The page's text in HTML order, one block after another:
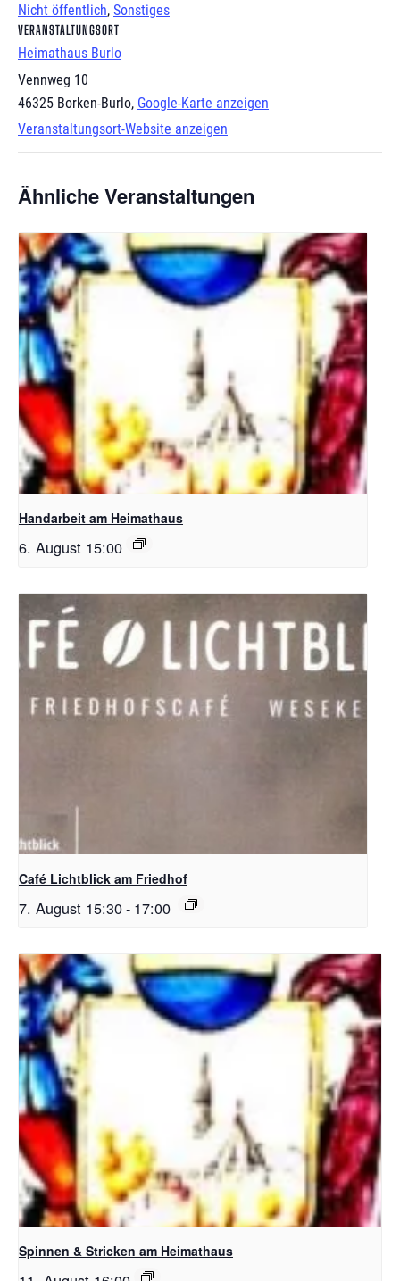
Nicht öffentlich, Sonstiges
VERANSTALTUNGSORT
Heimathaus Burlo
Vennweg 10
46325 Borken-Burlo, Google-Karte anzeigen
Veranstaltungsort-Website anzeigen
Ähnliche Veranstaltungen
Handarbeit am Heimathaus
6. August 15:00
Café Lichtblick am Friedhof
7. August 15:30- 17:00
Spinnen & Stricken am Heimathaus